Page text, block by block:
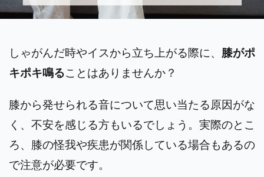
しゃがんだ時やイスから立ち上がる際に、 膝がポ
キポキ鳴ることはありませんか？
膝から発せられる音について思い当たる原因がな
く、不安を感じる方もいるでしょう。実際のとこ
ろ、膝の怪我や疾患が関係している場合もあるの
で注意が必要です。